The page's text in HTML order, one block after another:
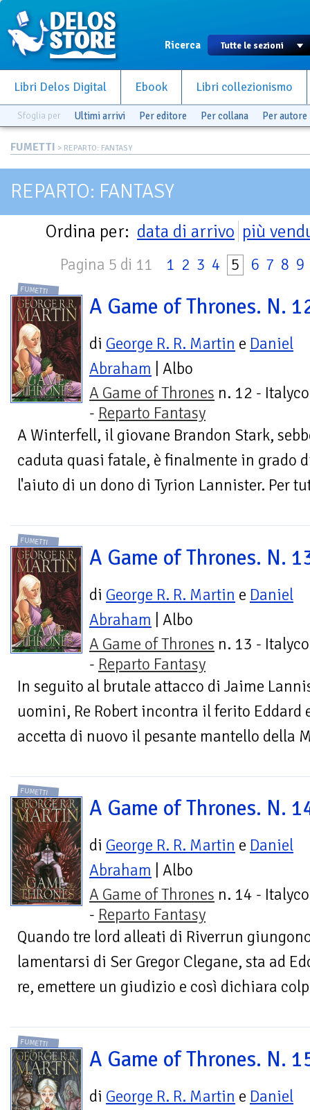
Ricerca
Libri Delos Digital Ebook Libri collezionismo
Sfoglia per Ultimi arrivi Per editore Per collana Per autore
FUMETTI > REPARTO: FANTASY
REPARTO: FANTASY
Ordina per: data di arrivo più
Pagina 5 di 11 1 2 3 4 5 6 7 8 9
FUMETTI
A Game of Thrones. N.
di George R. R. Martin e Daniel
Abraham | Albo
A Game of Thrones n. 12 -
- Reparto Fantasy
A Winterfell, il giovane Brandon Stark,
caduta quasi fatale, è finalmente in grado
l'aiuto di un dono di Tyrion Lannister. Per
FUMETTI
A Game of Thrones. N.
di George R. R. Martin e Daniel
Abraham | Albo
A Game of Thrones n. 13 -
- Reparto Fantasy
In seguito al brutale attacco di Jaime
uomini, Re Robert incontra il ferito Eddard
accetta di nuovo il pesante mantello della
FUMETTI
A Game of Thrones. N.
di George R. R. Martin e Daniel
Abraham | Albo
A Game of Thrones n. 14 -
- Reparto Fantasy
Quando tre lord alleati di Riverrun
lamentarsi di Ser Gregor Clegane, sta ad
re, emettere un giudizio e così dichiara
FUMETTI
A Game of Thrones. N.
di George R. R. Martin e Daniel